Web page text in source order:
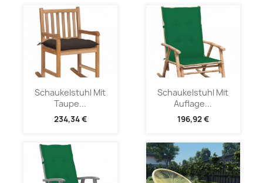
Schaukelstuhl Mit
Taupe...
234,34 €
Schaukelstuhl Mit
Auflage...
196,92 €